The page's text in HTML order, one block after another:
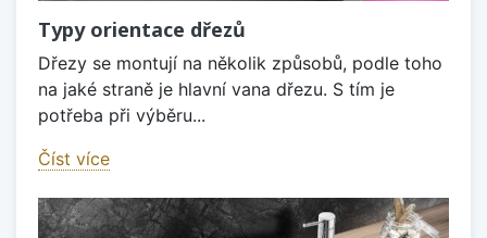
Typy orientace dřezů
Dřezy se montují na několik způsobů, podle toho
na jaké straně je hlavní vana dřezu. S tím je
potřeba při výběru...
Číst více